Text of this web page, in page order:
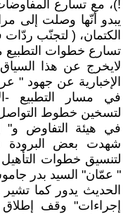
!)، مع تسارع
يبدو أنّها وصلت إلى
الكتمان، ( لتجنّب
تسارع خطوات التطبيع
لايخرج عن هذا
الإخبارية عن جهود "
في مسار التطبيع -
لتسخين خطوط التواصل
في هيئة التفاوض و"
شهدت بعض البرودة
لتنسيق خطوات
" عمّان" السيد بدر
الحديث يدور كما
إجراءات" وقف إطلاق